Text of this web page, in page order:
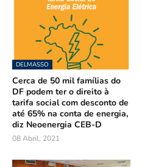
DELMASSO
Cerca de 50 mil famílias do
DF podem ter o direito à
tarifa social com desconto de
até 65% na conta de energia,
diz Neoenergia CEB-D
08 Abril, 2021